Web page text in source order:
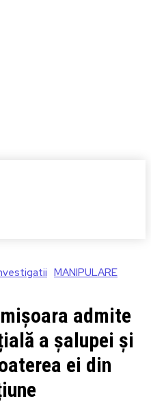
MANIPULARE
admite
a șalupei și
ei din